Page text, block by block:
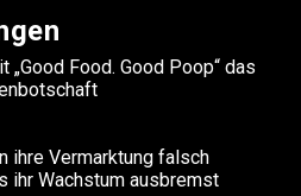
Food. Good Poop“ das
ihre Vermarktung falsch
ihr Wachstum ausbremst